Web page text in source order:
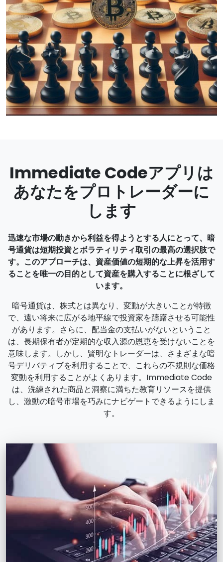
Immediate Codeアプリは
あなたをプロトレーダーに
します
迅速な市場の動きから利益を得ようとする人にとって、暗
号通貨は短期投資とボラティリティ取引の最高の選択肢で
す。このアプローチは、資産価値の短期的な上昇を活用す
ることを唯一の目的として資産を購入することに根ざして
います。
暗号通貨は、株式とは異なり、変動が大きいことが特徴
で、遠い将来に広がる地平線で投資家を躊躇させる可能性
があります。さらに、配当金の支払いがないということ
は、長期保有者が定期的な収入源の恩恵を受けないことを
意味します。しかし、賢明なトレーダーは、さまざまな暗
号デリバティブを利用することで、これらの不規則な価格
変動を利用することがよくあります。Immediate Code
は、洗練された商品と洞察に満ちた教育リソースを提供
し、激動の暗号市場を巧みにナビゲートできるようにしま
す。